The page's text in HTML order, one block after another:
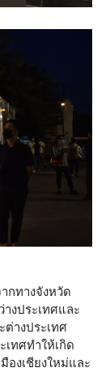
กทางจังหวัด
งประเทศและ
ต่างประเทศ
เทศทำให้เกิด
องเชียงใหม่และ